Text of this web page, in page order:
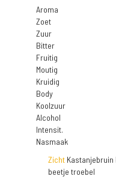
Aroma
Zoet
Zuur
Bitter
Fruitig
Moutig
Kruidig
Body
Koolzuur
Alcohol
Intensit.
Nasmaak
Zicht
beetje troebel